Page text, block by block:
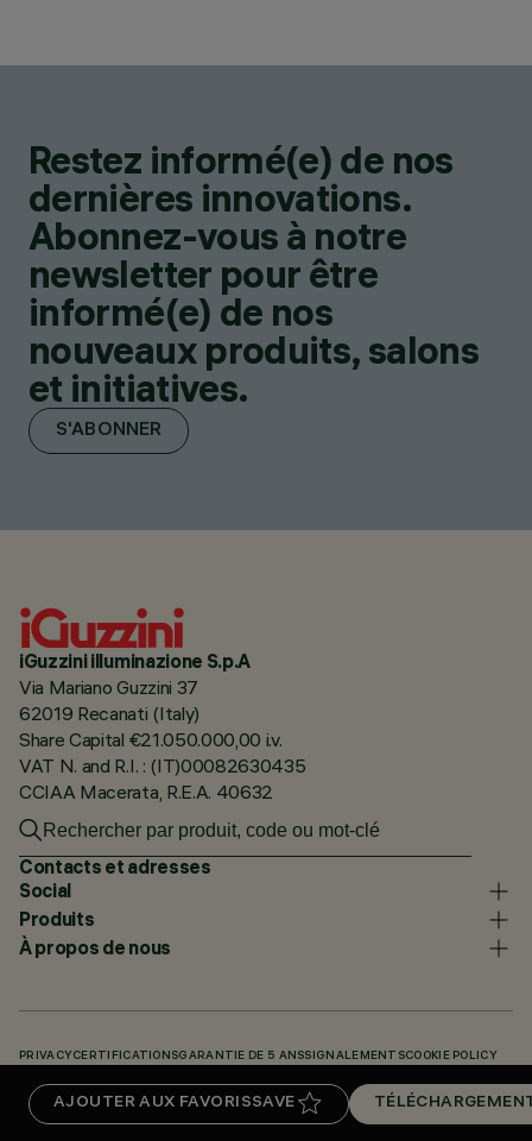
AJOUTER AUX FAVORISSAVE
Restez informé(e) de nos
dernières innovations.
Abonnez-vous à notre
newsletter pour être
informé(e) de nos
nouveaux produits, salons
et initiatives.
S'ABONNER
iGuzzini illuminazione S.p.A
Via Mariano Guzzini 37
62019 Recanati (Italy)
Share Capital €21.050.000,00 i.v.
VAT N. and R.I. : (IT)00082630435
CCIAA Macerata, R.E.A. 40632
Contacts et adresses
Social
Produits
À propos de nous
PRIVACY CERTIFICATIONSGARANTIE DE 5 ANSSIGNALEMENTSCOOKIE POLICY
TÉLÉCHARGEMENTS